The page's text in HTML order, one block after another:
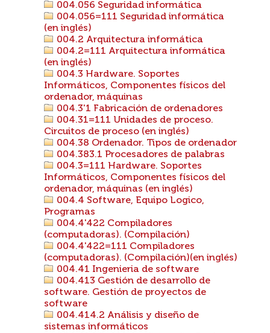
004.056 Seguridad informática
004.056=111 Seguridad informática
(en inglés)
004.2 Arquitectura informática
004.2=111 Arquitectura informática
(en inglés)
004.3 Hardware. Soportes
Informáticos, Componentes físicos del
ordenador, máquinas
004.3'1 Fabricación de ordenadores
004.31=111 Unidades de proceso.
Circuitos de proceso (en inglés)
004.38 Ordenador. Tipos de ordenador
004.383.1 Procesadores de palabras
004.3=111 Hardware. Soportes
Informáticos, Componentes físicos del
ordenador, máquinas (en inglés)
004.4 Software, Equipo Logico,
Programas
004.4'422 Compiladores
(computadoras). (Compilación)
004.4'422=111 Compiladores
(computadoras). (Compilación)(en inglés)
004.41 Ingenieria de software
004.413 Gestión de desarrollo de
software. Gestión de proyectos de
software
004.414.2 Análisis y diseño de
sistemas informáticos